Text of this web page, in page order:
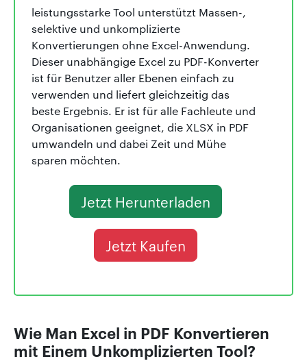
leistungsstarke Tool unterstützt Massen-,
selektive und unkomplizierte
Konvertierungen ohne Excel-Anwendung.
Dieser unabhängige Excel zu PDF-Konverter
ist für Benutzer aller Ebenen einfach zu
verwenden und liefert gleichzeitig das
beste Ergebnis. Er ist für alle Fachleute und
Organisationen geeignet, die XLSX in PDF
umwandeln und dabei Zeit und Mühe
sparen möchten.
Jetzt Herunterladen
Jetzt Kaufen
Wie Man Excel in PDF Konvertieren
mit Einem Unkomplizierten Tool?